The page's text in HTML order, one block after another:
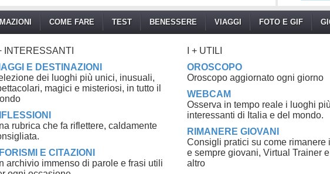
COME FARE TEST BENESSERE VIAGGI FOTO E GIF
INTERESSANTI
E DESTINAZIONI
dei luoghi più unici, inusuali,
magici e misteriosi, in tutto il
rubrica che fa riflettere, caldamente
E CITAZIONI
archivio immenso di parole e frasi utili
I + UTILI
OROSCOPO
Oroscopo aggiornato ogni giorno
WEBCAM
Osserva in tempo reale i luoghi più
interessanti di Italia e del mondo.
RIMANERE GIOVANI
Consigli pratici su come rimanere
e sempre giovani, Virtual Trainer
altro